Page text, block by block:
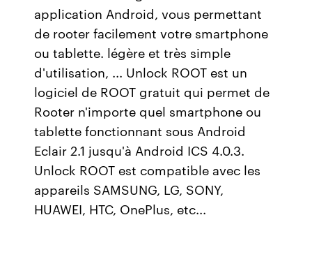
application Android, vous permettant
de rooter facilement votre smartphone
ou tablette. légère et très simple
d'utilisation, ... Unlock ROOT est un
logiciel de ROOT gratuit qui permet de
Rooter n'importe quel smartphone ou
tablette fonctionnant sous Android
Eclair 2.1 jusqu'à Android ICS 4.0.3.
Unlock ROOT est compatible avec les
appareils SAMSUNG, LG, SONY,
HUAWEI, HTC, OnePlus, etc...